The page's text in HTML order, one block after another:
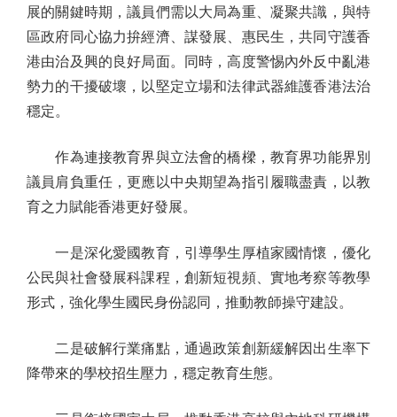
展的關鍵時期，議員們需以大局為重、凝聚共識，與特
區政府同心協力拚經濟、謀發展、惠民生，共同守護香
港由治及興的良好局面。同時，高度警惕內外反中亂港
勢力的干擾破壞，以堅定立場和法律武器維護香港法治
穩定。
作為連接教育界與立法會的橋樑，教育界功能界別
議員肩負重任，更應以中央期望為指引履職盡責，以教
育之力賦能香港更好發展。
一是深化愛國教育，引導學生厚植家國情懷，優化
公民與社會發展科課程，創新短視頻、實地考察等教學
形式，強化學生國民身份認同，推動教師操守建設。
二是破解行業痛點，通過政策創新緩解因出生率下
降帶來的學校招生壓力，穩定教育生態。